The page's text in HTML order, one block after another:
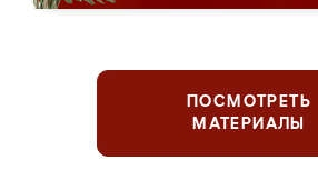
ПОСМОТРЕТЬ
МАТЕРИАЛЫ